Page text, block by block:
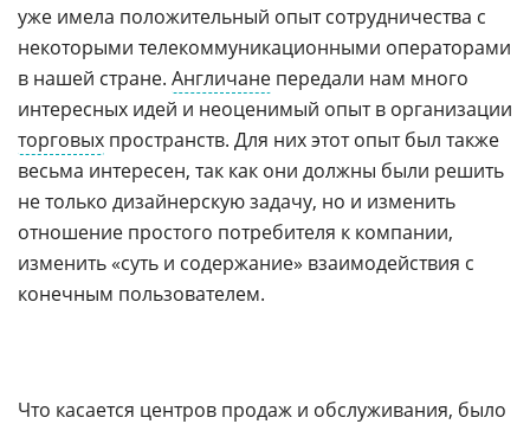
уже имела положительный опыт сотрудничества с
некоторыми телекоммуникационными операторами
в нашей стране. Англичане передали нам много
интересных идей и неоценимый опыт в организации
торговых пространств. Для них этот опыт был также
весьма интересен, так как они должны были решить
не только дизайнерскую задачу, но и изменить
отношение простого потребителя к компании,
изменить «суть и содержание» взаимодействия с
конечным пользователем.
Что касается центров продаж и обслуживания, было